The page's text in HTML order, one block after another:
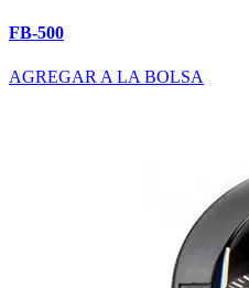
FB-500
AGREGAR A LA BOLSA